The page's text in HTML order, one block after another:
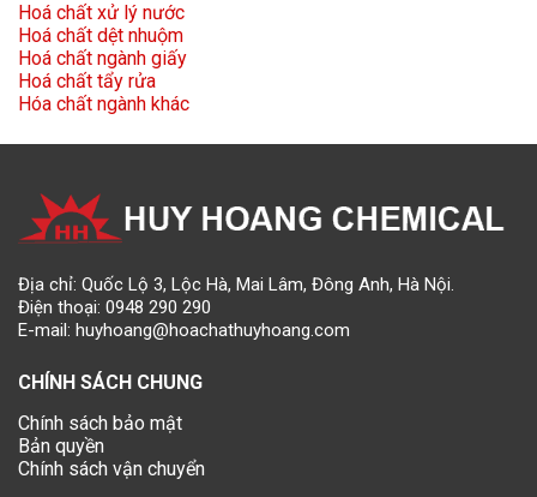
Hoá chất xử lý nước
Hoá chất dệt nhuộm
Hoá chất ngành giấy
Hoá chất tẩy rửa
Hóa chất ngành khác
Địa chỉ: Quốc Lộ 3, Lộc Hà, Mai Lâm, Đông Anh, Hà Nội.
Điện thoại: 0948 290 290
E-mail: huyhoang@hoachathuyhoang.com
CHÍNH SÁCH CHUNG
Chính sách bảo mật
Bản quyền
Chính sách vận chuyển